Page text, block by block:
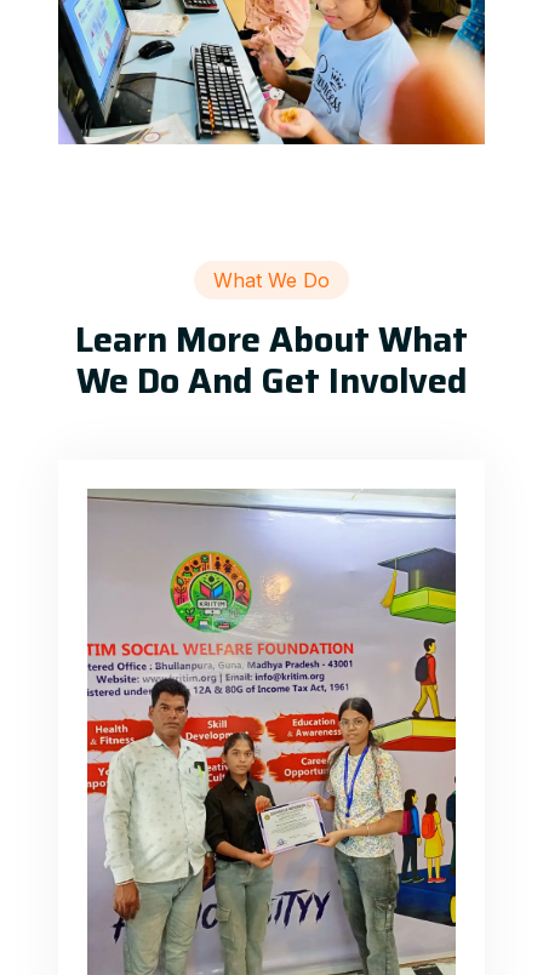
What We Do
Learn More About What
We Do And Get Involved